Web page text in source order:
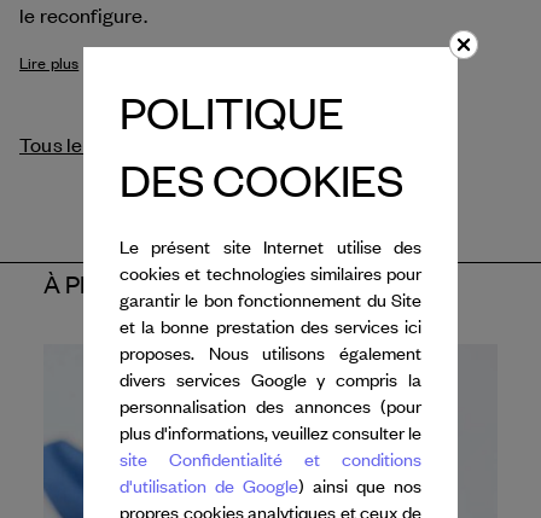
le reconfigure.
Lire plus
Tous les crédits
À PROPOS DE L'ARTISTE
POLITIQUE
DES COOKIES
Le présent site Internet utilise des
cookies et technologies similaires pour
garantir le bon fonctionnement du Site
et la bonne prestation des services ici
proposes. Nous utilisons également
divers services Google y compris la
personnalisation des annonces (pour
plus d'informations, veuillez consulter le
site Confidentialité et conditions
d'utilisation de Google) ainsi que nos
propres cookies analytiques et ceux de